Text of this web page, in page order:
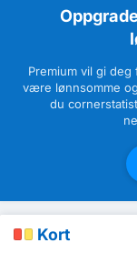
Premium vil gi
være lønnsomme
du
Kort